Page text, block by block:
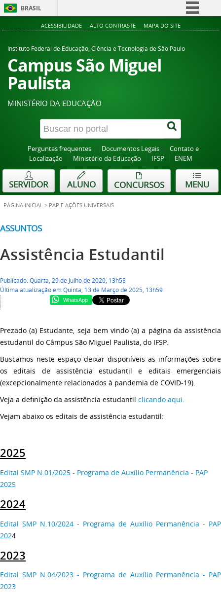
BRASIL
Simplifique!
Acesso à informação
ACESSIBILIDADE ALTO CONTRASTE MAPA DO SITE
Instituto Federal de Educação, Ciência e Tecnologia de São Paulo
Campus São Miguel
Paulista
MINISTÉRIO DA EDUCAÇÃO
Perguntas frequentes Documentos Legais
Contato e
Localização
Ministério da Educação IFSP ENEM
PÁGINA INICIAL > PAP E AÇÕES UNIVERSAIS
SERVIDOR ALUNO CONCURSOS MENU
ASSUNTOS
Assistência Estudantil
Publicado: Quarta, 29 de Julho de 2020, 13h58
Última atualização em Quinta, 13 de Março de 2025, 13h59
WhatsApp
Prezado (a) Estudante, seja bem vindo (a) a página da assistência
estudantil do Câmpus São Miguel Paulista, do IFSP.
Buscamos neste espaço deixar disponíveis as informações sobre
os editais de assistência estudantil e editais emergenciais
(excepcionalmente relacionados à pandemia de COVID-19).
Veja a definição da assistência estudantil clicando aqui.
Vejam abaixo os editais de assistência estudantil:
2025
Edital SMP N.01/2025 - Programa de Auxílio Permanência - PAP
2025
2024
Edital SMP N.10/2024 - Programa de Auxílio Permanência - PAP
2024
2023
Edital SMP N.04/2023 - Programa de Auxílio Permanência - PAP
2023